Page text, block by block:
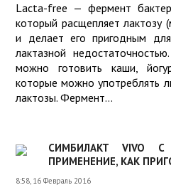
Lacta-free — фермент
который расщепляет лактозу
и делает его пригодным
лактaзной
можно готовить каши,
которые можно употреблять
лактозы. Фермент...
СИМБИЛАКТ VIVO С
ПРИМЕНЕНИЕ, КАК
8:58, 16 Февраль 2016